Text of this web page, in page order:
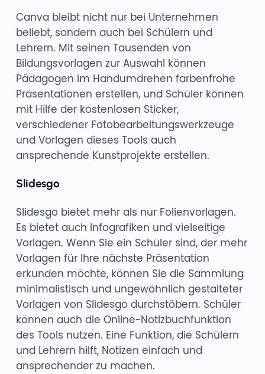
Canva bleibt nicht nur bei Unternehmen
beliebt, sondern auch bei Schülern und
Lehrern. Mit seinen Tausenden von
Bildungsvorlagen zur Auswahl können
Pädagogen im Handumdrehen farbenfrohe
Präsentationen erstellen, und Schüler können
mit Hilfe der kostenlosen Sticker,
verschiedener Fotobearbeitungswerkzeuge
und Vorlagen dieses Tools auch
ansprechende Kunstprojekte erstellen.
Slidesgo
Slidesgo bietet mehr als nur Folienvorlagen.
Es bietet auch Infografiken und vielseitige
Vorlagen. Wenn Sie ein Schüler sind, der mehr
Vorlagen für Ihre nächste Präsentation
erkunden möchte, können Sie die Sammlung
minimalistisch und ungewöhnlich gestalteter
Vorlagen von Slidesgo durchstöbern. Schüler
können auch die Online-Notizbuchfunktion
des Tools nutzen. Eine Funktion, die Schülern
und Lehrern hilft, Notizen einfach und
ansprechender zu machen.